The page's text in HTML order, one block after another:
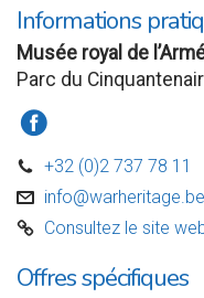
Informations
Musée royal de
Parc du
a
D +32 (0)2 737 78 11
v info@warheritage.be
C Consultez le site
Offres spécifiques